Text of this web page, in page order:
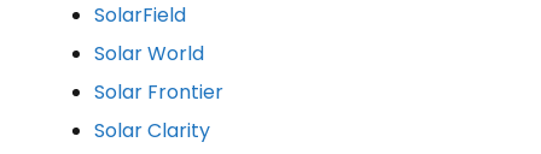
SolarField
Solar World
Solar Frontier
Solar Clarity